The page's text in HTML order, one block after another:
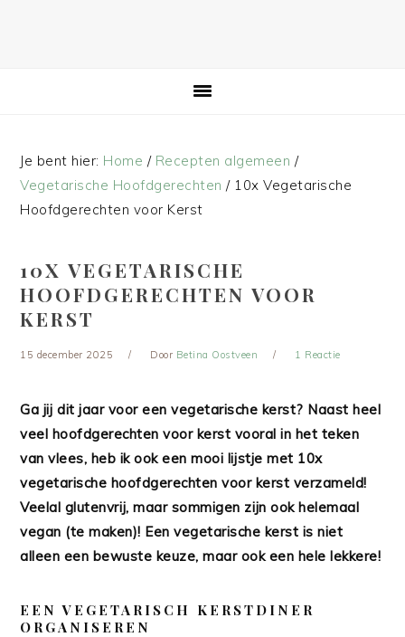
Je bent hier: Home / Recepten algemeen /
Vegetarische Hoofdgerechten /10x Vegetarische
Hoofdgerechten voor Kerst
10X VEGETARISCHE
HOOFDGERECHTEN VOOR
KERST
15 december 2025 Door Betina Oostveen 1 Reactie
Ga jij dit jaar voor een vegetarische kerst? Naast heel
veel hoofdgerechten voor kerst vooral in het teken
van vlees, heb ik ook een mooi lijstje met 10x
vegetarische hoofdgerechten voor kerst verzameld!
Veelal glutenvrij, maar sommigen zijn ook helemaal
vegan (te maken)! Een vegetarische kerst is niet
alleen een bewuste keuze, maar ook een hele lekkere!
EEN VEGETARISCH KERSTDINER
ORGANISEREN